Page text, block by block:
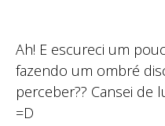
Ah! E escureci um
fazendo um ombré
perceber?? Cansei de
=D